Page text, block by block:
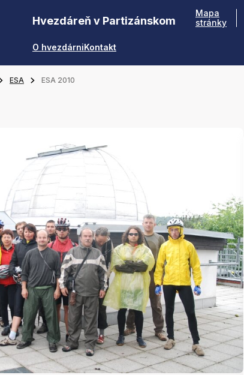
Hvezdáreň v Partizánskom
O hvezdárniKontakt
Mapa
stránky
ESA ESA 2010